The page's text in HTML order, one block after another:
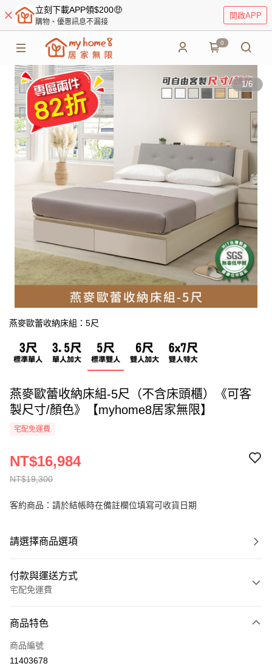
立刻下載APP領$200🤑
購物、優惠訊息不漏接
開啟APP
0
1/6
燕麥歐蕾收納床組：5尺
燕麥歐蕾收納床組-5尺（不含床頭櫃）《可客
製尺寸/顏色》【myhome8居家無限】
宅配免運費
NT$19,300
NT$16,984
客約商品：請於結帳時在備註欄位填寫可收貨日期
請選擇商品選項
付款與運送方式
宅配免運費
信用卡一次付款
信用卡分期付款
商品特色
商品編號
11403678